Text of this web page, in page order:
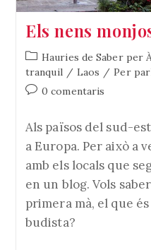
Els nens
Categoria
de
l'entrada:
Hauries de Saber per
tranquil / Laos / Per
Comentaris
l'entrada:
0 comentaris
Als països del sud-
a Europa. Per això a
amb els locals que
en un blog. Vols
primera mà, el que
budista?